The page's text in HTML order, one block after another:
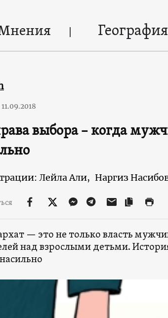
География
11.09.2018
выбора – когда
Лейла Али, Наргиз
— это не только власть
над взрослыми детьми.